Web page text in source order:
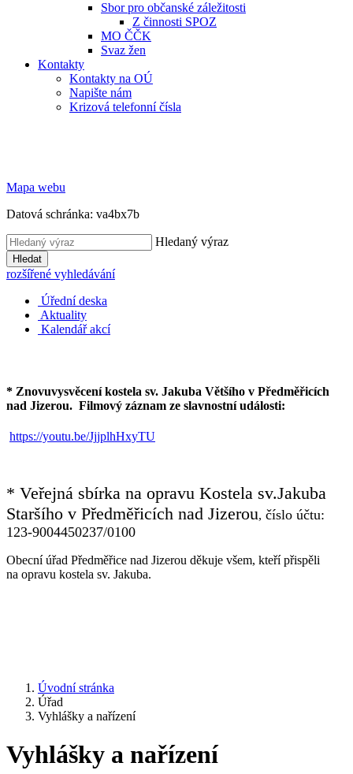
Sbor pro občanské záležitosti
Z činnosti SPOZ
MO ČČK
Svaz žen
Kontakty
Kontakty na OÚ
Napište nám
Krizová telefonní čísla
Mapa webu
Datová schránka: va4bx7b
Hledaný výraz
Hledat
rozšířené vyhledávání
Úřední deska
Aktuality
Kalendář akcí
* Znovuvysvěcení kostela sv. Jakuba Většího v Předměřicích
nad Jizerou. Filmový záznam ze slavnostní události:
https://youtu.be/JjjplhHxyTU
* Veřejná sbírka na opravu Kostela sv.Jakuba
Staršího v Předměřicích nad Jizerou, číslo účtu:
123-9004450237/0100
Obecní úřad Předměřice nad Jizerou děkuje všem, kteří přispěli
na opravu kostela sv. Jakuba.
Úvodní stránka
Úřad
Vyhlášky a nařízení
Vyhlášky a nařízení